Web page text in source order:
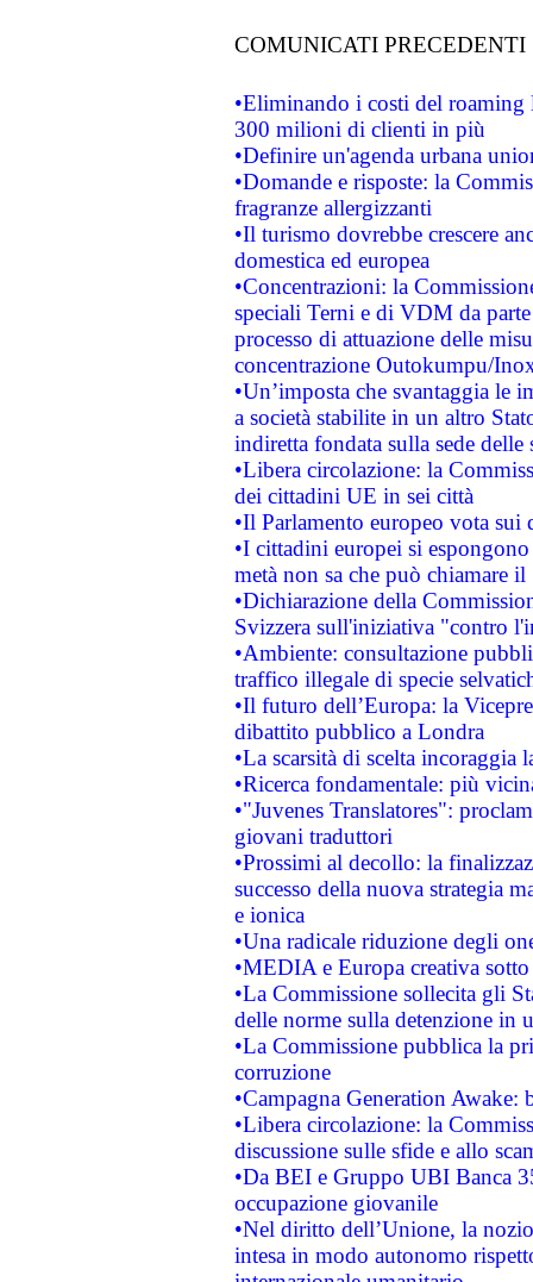
COMUNICATI PRECEDENTI
•Eliminando i costi del roaming
300 milioni di clienti in più
•Definire un'agenda urbana
•Domande e risposte: la
fragranze allergizzanti
•Il turismo dovrebbe crescere
domestica ed europea
•Concentrazioni: la
speciali Terni e di VDM da
processo di attuazione delle
concentrazione Outokumpu/
•Un’imposta che svantaggia le
a società stabilite in un altro
indiretta fondata sulla sede delle
•Libera circolazione: la
dei cittadini UE in sei città
•Il Parlamento europeo vota sui
•I cittadini europei si
metà non sa che può chiamare
•Dichiarazione della
Svizzera sull'iniziativa "contro
•Ambiente: consultazione
traffico illegale di specie
•Il futuro dell’Europa: la
dibattito pubblico a Londra
•La scarsità di scelta
•Ricerca fondamentale: più
•"Juvenes Translatores":
giovani traduttori
•Prossimi al decollo: la
successo della nuova strategia
e ionica
•Una radicale riduzione degli
•MEDIA e Europa creativa
•La Commissione sollecita gli
delle norme sulla detenzione in
•La Commissione pubblica la
corruzione
•Campagna Generation
•Libera circolazione: la
discussione sulle sfide e allo
•Da BEI e Gruppo UBI Banca
occupazione giovanile
•Nel diritto dell’Unione, la
intesa in modo autonomo